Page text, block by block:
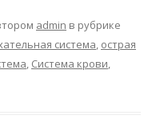
admin в рубрике
система, острая
, Система крови,